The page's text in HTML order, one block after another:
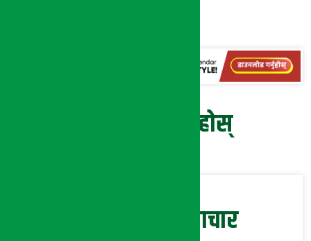
प्रतिक्रिया दिनुहोस्
सम्बन्धित समाचार